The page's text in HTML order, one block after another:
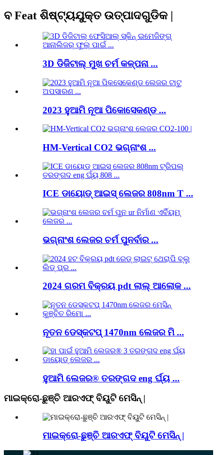
ବ Feat ଶିଷ୍ଟ୍ୟଯୁକ୍ତ ଉତ୍ପାଦଗୁଡିକ |
3D ଡିଜିଟାଲ୍ ମୁଖ ଚର୍ମ କଳ୍ପନା ...
2023 ହୁଆମି ନୂଆ ପିକୋସେକଣ୍ଡ ...
HM-Vertical CO2 ଭଗ୍ନାଂଶ ...
ICE ଡାୟୋଡ୍ ଆଇସ୍ ଲେଜର 808nm T ...
ଭଗ୍ନାଂଶ ଲେଜର ଚର୍ମ ପୁନର୍ବାର ...
2024 ଗରମ ବିକ୍ରୟ pdt ଲାଲ୍ ଆଲୋକ ...
ନୂତନ ଡେସ୍କଟପ୍ 1470nm ଲେଜର ମି ...
ହୁଆମି ଲେଜର® ତରଙ୍ଗଦ eng ର୍ଘ୍ୟ ...
ମାଇକ୍ରୋ-ଛୁଞ୍ଚି ଆରଏଫ୍ ବିୟୁଟି ମେସିନ୍ |
ମାଇକ୍ରୋ-ଛୁଞ୍ଚି ଆରଏଫ୍ ବିୟୁଟି ମେସିନ୍ |